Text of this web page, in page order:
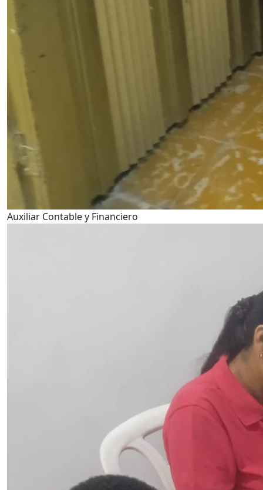
Auxiliar Contable y Financiero